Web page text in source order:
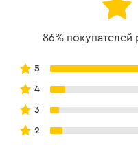
антикоррозийное
86%
5
4
3
2